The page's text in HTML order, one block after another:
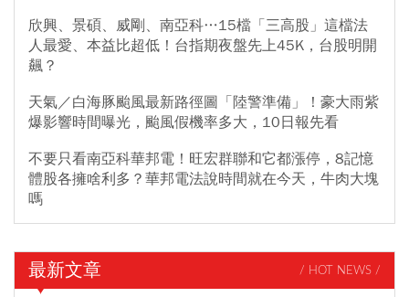
欣興、景碩、威剛、南亞科…15檔「三高股」這檔法
人最愛、本益比超低！台指期夜盤先上45K，台股明開
飆？
天氣／白海豚颱風最新路徑圖「陸警準備」！豪大雨紫
爆影響時間曝光，颱風假機率多大，10日報先看
不要只看南亞科華邦電！旺宏群聯和它都漲停，8記憶
體股各擁啥利多？華邦電法說時間就在今天，牛肉大塊
嗎
最新文章 / HOT NEWS /